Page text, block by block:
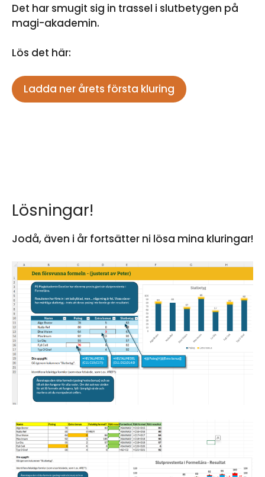
Det har smugit sig in trassel i slutbetygen på
magi-akademin.
Lös det här:
Ladda ner årets första kluring
Lösningar!
Jodå, även i år fortsätter ni lösa mina kluringar!